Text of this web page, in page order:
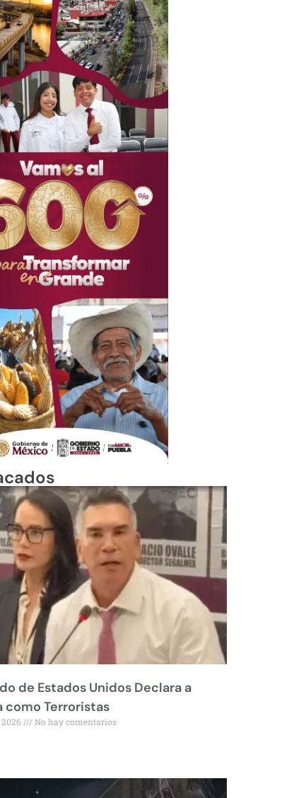
de Estados Unidos Declara a
como Terroristas
No hay comentarios